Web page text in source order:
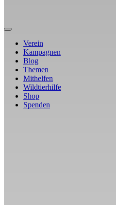
Verein
Kampagnen
Blog
Themen
Mithelfen
Wildtierhilfe
Shop
Spenden